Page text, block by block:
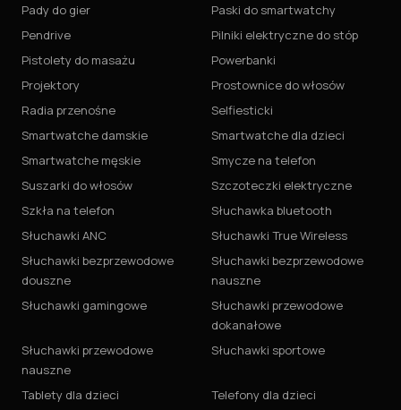
Pady do gier
Paski do smartwatchy
Pendrive
Pilniki elektryczne do stóp
Pistolety do masażu
Powerbanki
Projektory
Prostownice do włosów
Radia przenośne
Selfiesticki
Smartwatche damskie
Smartwatche dla dzieci
Smartwatche męskie
Smycze na telefon
Suszarki do włosów
Szczoteczki elektryczne
Szkła na telefon
Słuchawka bluetooth
Słuchawki ANC
Słuchawki True Wireless
Słuchawki bezprzewodowe
douszne
Słuchawki bezprzewodowe
nauszne
Słuchawki gamingowe
Słuchawki przewodowe
dokanałowe
Słuchawki przewodowe
nauszne
Słuchawki sportowe
Tablety dla dzieci
Telefony dla dzieci